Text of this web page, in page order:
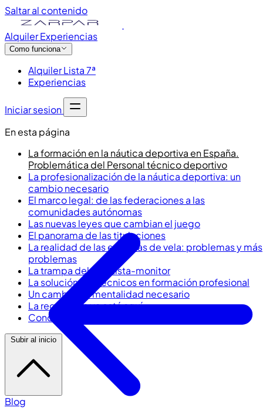
Saltar al contenido
Alquiler Experiencias
Como funciona
Alquiler Lista 7ª
Experiencias
Iniciar sesion
En esta página
La formación en la náutica deportiva en España.
Problemática del Personal técnico deportivo
La profesionalización de la náutica deportiva: un
cambio necesario
El marco legal: de las federaciones a las
comunidades autónomas
Las nuevas leyes que cambian el juego
El panorama de las titulaciones
La realidad de las escuelas de vela: problemas y más
problemas
La trampa del regatista-monitor
La solución: los técnicos en formación profesional
Un cambio de mentalidad necesario
La regulación ya está aquí
Conclusión: de la vocación a la profesión
Subir al inicio
Blog